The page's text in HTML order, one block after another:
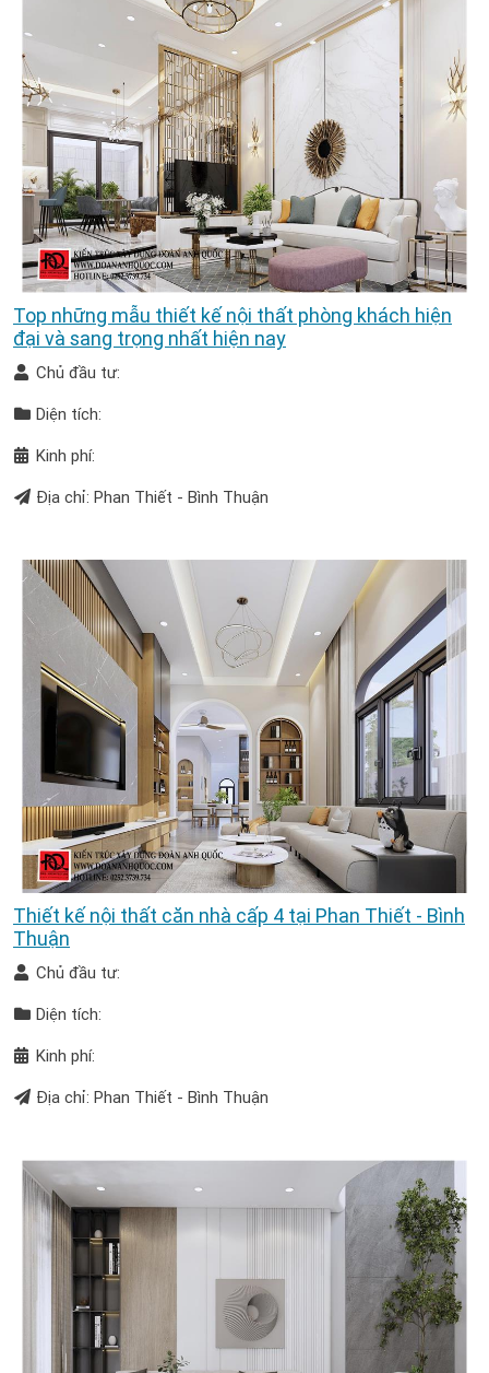
Top những mẫu thiết kế nội thất phòng khách hiện
đại và sang trọng nhất hiện nay
Chủ đầu tư:
Diện tích:
Kinh phí:
Địa chỉ: Phan Thiết - Bình Thuận
Thiết kế nội thất căn nhà cấp 4 tại Phan Thiết - Bình
Thuận
Chủ đầu tư:
Diện tích:
Kinh phí:
Địa chỉ: Phan Thiết - Bình Thuận